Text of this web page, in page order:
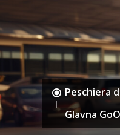
Peschiera
Glavna